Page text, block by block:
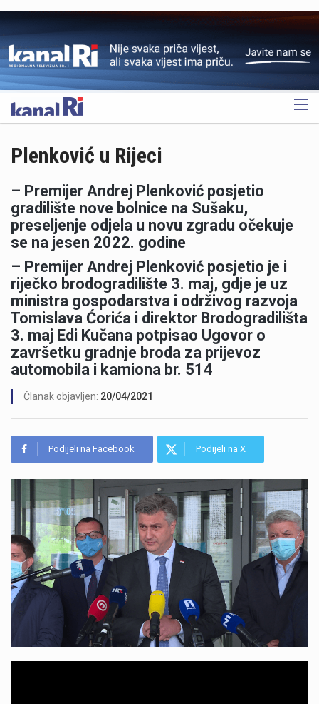
OGLAS
Plenković u Rijeci
– Premijer Andrej Plenković posjetio
gradilište nove bolnice na Sušaku,
preseljenje odjela u novu zgradu očekuje
se na jesen 2022. godine
– Premijer Andrej Plenković posjetio je i
riječko brodogradilište 3. maj, gdje je uz
ministra gospodarstva i održivog razvoja
Tomislava Ćorića i direktor Brodogradilišta
3. maj Edi Kučana potpisao Ugovor o
završetku gradnje broda za prijevoz
automobila i kamiona br. 514
Članak objavljen: 20/04/2021
Podijeli na Facebook Podijeli na X